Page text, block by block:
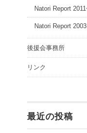
Natori Report
Natori Report
後援会事務所
リンク
最近の投稿